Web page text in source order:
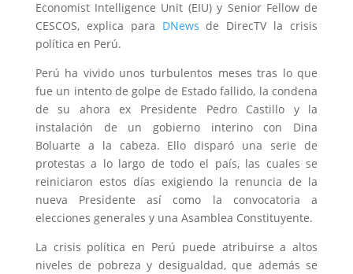
r
I
n
p
p
o
k
k
m
Economist Intelligence Unit (EIU) y Senior Fellow de
CESCOS, explica para DNews de DirecTV la crisis
política en Perú.
Perú ha vivido unos turbulentos meses tras lo que
fue un intento de golpe de Estado fallido, la condena
de su ahora ex Presidente Pedro Castillo y la
instalación de un gobierno interino con Dina
Boluarte a la cabeza. Ello disparó una serie de
protestas a lo largo de todo el país, las cuales se
reiniciaron estos días exigiendo la renuncia de la
nueva Presidente así como la convocatoria a
elecciones generales y una Asamblea Constituyente.
La crisis política en Perú puede atribuirse a altos
niveles de pobreza y desigualdad, que además se